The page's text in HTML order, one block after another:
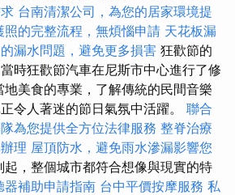
台南清潔公司，為您的居家環境提
照的完整流程，無煩惱申請 天花板漏
漏水問題，避免更多損害 狂歡節的
時狂歡節汽車在尼斯市中心進行了修
美食的專業，了解傳統的民間音樂
令人著迷的節日氣氛中活躍。 聯合
為您提供全方位法律服務 整脊治療
理 屋頂防水，避免雨水滲漏影響您
起，整個城市都符合想像與現實的特
器補助申請指南 台中平價按摩服務 私